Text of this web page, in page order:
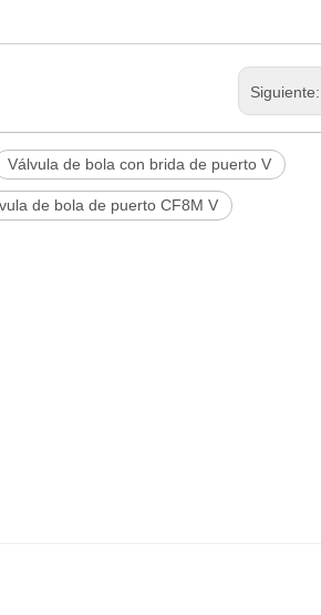
Siguiente:
Válvula de bola con brida de puerto V
de bola de puerto CF8M V